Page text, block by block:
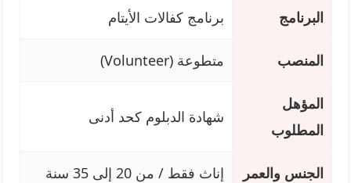
البرنامج برنامج كفالات الأيتام
المنصب متطوعة (Volunteer)
المؤهل
المطلوب
شهادة الدبلوم كحد أدنى
الجنس والعمر إناث فقط / من 20 إلى 35 سنة